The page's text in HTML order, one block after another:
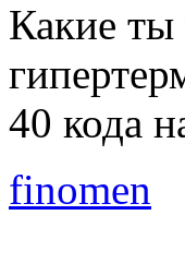
Какие
40 кода
finomen